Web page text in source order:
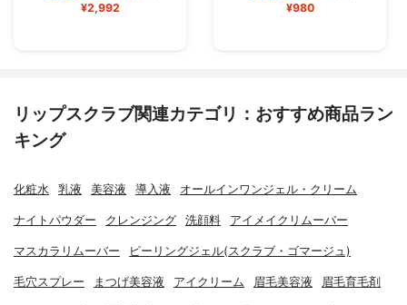
¥2,992 ¥980
リップスクラブ関連カテゴリ：おすすめ商品ラン
キング
化粧水 乳液 美容液 導入液 オールインワンジェル・クリーム
ナイトパウダー クレンジング 洗顔料 アイメイクリムーバー
マスカラリムーバー ピーリングジェル(スクラブ・ゴマージュ)
毛穴スプレー まつげ美容液 アイクリーム 眉毛美容液 眉毛育毛剤